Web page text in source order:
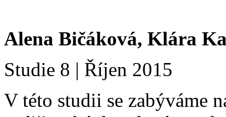
Alena Bičáková, Klára
Studie 8 | Říjen 2015
V této studii se zabýváme